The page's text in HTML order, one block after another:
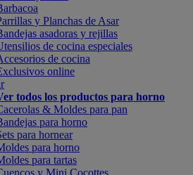
y Planchas de Asar
asadoras y rejillas
de cocina especiales
de cocina
online
todos los productos para horno
& Moldes para pan
para horno
para hornear
para horno
para tartas
y Mini Cocottes